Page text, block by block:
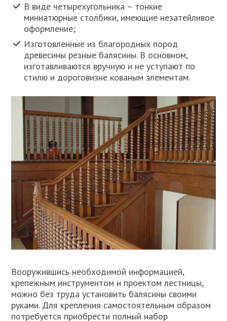
В виде четырехугольника – тонкие
миниатюрные столбики, имеющие незатейливое
оформление;
Изготовленные из благородных пород
древесины резные балясины. В основном,
изготавливаются вручную и не уступают по
стилю и дороговизне кованым элементам.
Вооружившись необходимой информацией,
крепежным инструментом и проектом лестницы,
можно без труда установить балясины своими
руками. Для крепления самостоятельным образом
потребуется приобрести полный набор